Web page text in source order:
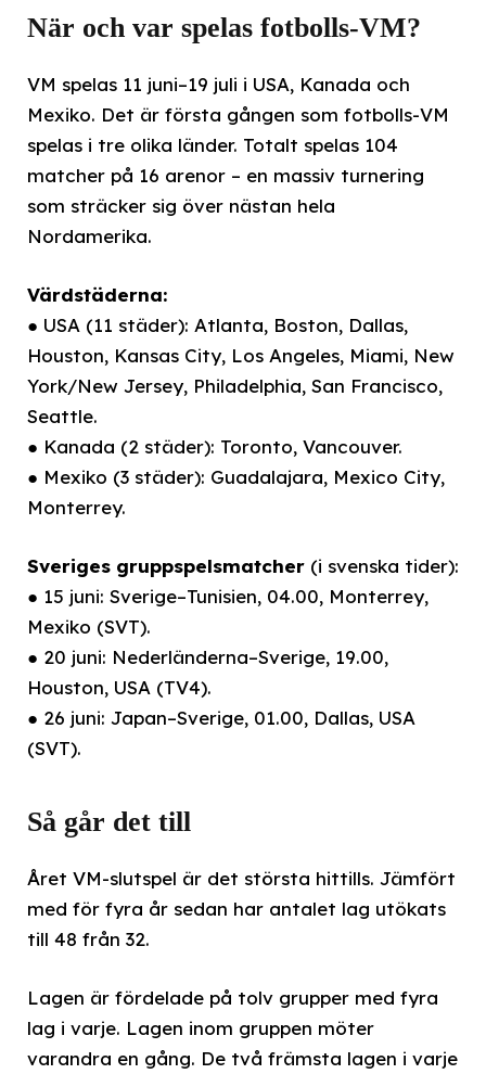
När och var spelas fotbolls-VM?
VM spelas 11 juni–19 juli i USA, Kanada och
Mexiko. Det är första gången som fotbolls-VM
spelas i tre olika länder. Totalt spelas 104
matcher på 16 arenor – en massiv turnering
som sträcker sig över nästan hela
Nordamerika.
Värdstäderna:
● USA (11 städer): Atlanta, Boston, Dallas,
Houston, Kansas City, Los Angeles, Miami, New
York/New Jersey, Philadelphia, San Francisco,
Seattle.
● Kanada (2 städer): Toronto, Vancouver.
● Mexiko (3 städer): Guadalajara, Mexico City,
Monterrey.
Sveriges gruppspelsmatcher (i svenska tider):
● 15 juni: Sverige–Tunisien, 04.00, Monterrey,
Mexiko (SVT).
● 20 juni: Nederländerna–Sverige, 19.00,
Houston, USA (TV4).
● 26 juni: Japan–Sverige, 01.00, Dallas, USA
(SVT).
Så går det till
Året VM-slutspel är det största hittills. Jämfört
med för fyra år sedan har antalet lag utökats
till 48 från 32.
Lagen är fördelade på tolv grupper med fyra
lag i varje. Lagen inom gruppen möter
varandra en gång. De två främsta lagen i varje